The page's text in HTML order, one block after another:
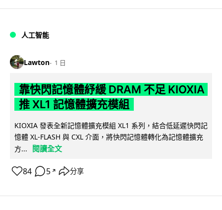
人工智能
Lawton 1 日
靠快閃記憶體紓緩 DRAM 不足 KIOXIA
推 XL1 記憶體擴充模組
KIOXIA 發表全新記憶體擴充模組 XL1 系列，結合低延遲快閃記
憶體 XL-FLASH 與 CXL 介面，將快閃記憶體轉化為記憶體擴充
方...
閱讀全文
84 5 ↗ 分享